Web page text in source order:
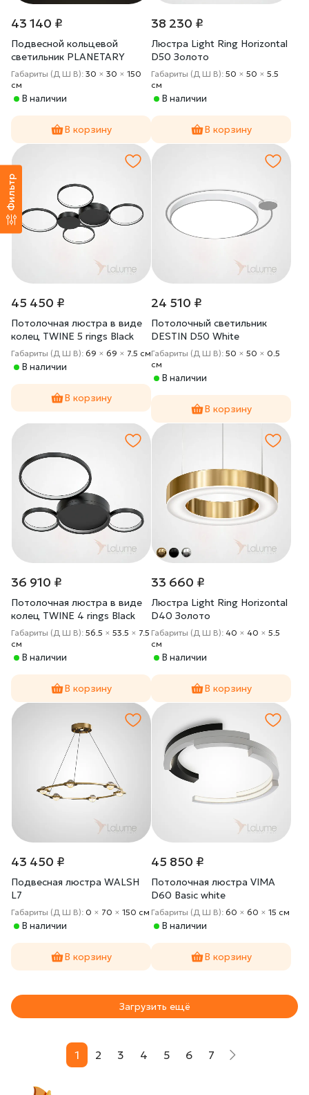
Фильтр
43 140 ₽
Подвесной кольцевой
светильник PLANETARY
D30+40
Габариты (Д Ш В): 30 × 30 × 150
cм
В наличии
В корзину
38 230 ₽
Люстра Light Ring Horizontal
D50 Золото
Габариты (Д Ш В): 50 × 50 × 5.5
cм
В наличии
В корзину
45 450 ₽
Потолочная люстра в виде
колец TWINE 5 rings Black
Габариты (Д Ш В): 69 × 69 × 7.5 cм
В наличии
В корзину
24 510 ₽
Потолочный светильник
DESTIN D50 White
Габариты (Д Ш В): 50 × 50 × 0.5
cм
В наличии
В корзину
36 910 ₽
Потолочная люстра в виде
колец TWINE 4 rings Black
Габариты (Д Ш В): 56.5 × 53.5 × 7.5
cм
В наличии
В корзину
33 660 ₽
Люстра Light Ring Horizontal
D40 Золото
Габариты (Д Ш В): 40 × 40 × 5.5
cм
В наличии
В корзину
43 450 ₽
Подвесная люстра WALSH
L7
Габариты (Д Ш В): 0 × 70 × 150 cм
В наличии
В корзину
45 850 ₽
Потолочная люстра VIMA
D60 Basic white
Габариты (Д Ш В): 60 × 60 × 15 cм
В наличии
В корзину
Загрузить ещё
1 2 3 4 5 6 7